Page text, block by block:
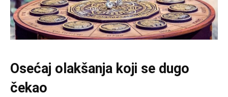
Osećaj olakšanja koji se dugo
čekao